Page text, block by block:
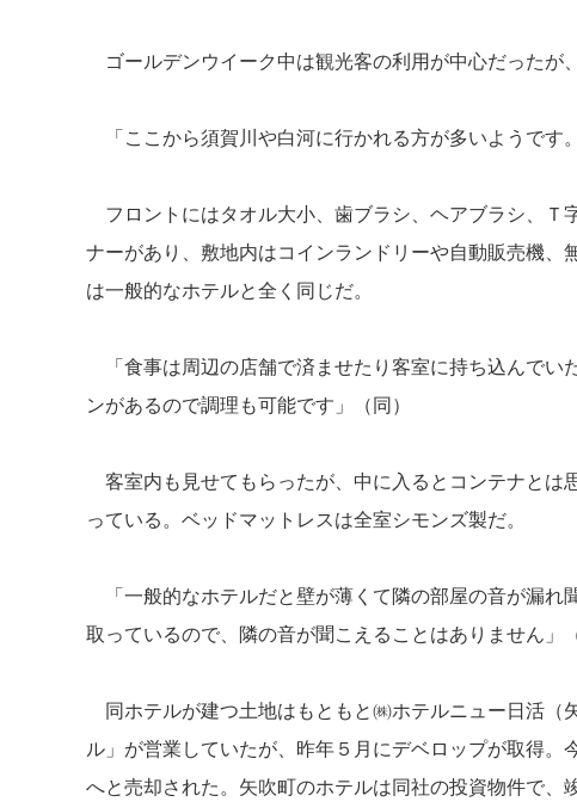
ゴールデンウイーク中は観光客の利用が中心だったが
「ここから須賀川や白河に行かれる方が多いようです
フロントにはタオル大小、歯ブラシ、ヘアブラシ、Ｔ
ナーがあり、敷地内はコインランドリーや自動販売機
は一般的なホテルと全く同じだ。
「食事は周辺の店舗で済ませたり客室に持ち込んでい
ンがあるので調理も可能です」（同）
客室内も見せてもらったが、中に入るとコンテナとは
っている。ベッドマットレスは全室シモンズ製だ。
「一般的なホテルだと壁が薄くて隣の部屋の音が漏れ
取っているので、隣の音が聞こえることはありません」
同ホテルが建つ土地はもともと㈱ホテルニュー日活（
ル」が営業していたが、昨年５月にデベロップが取得。
へと売却された。矢吹町のホテルは同社の投資物件で